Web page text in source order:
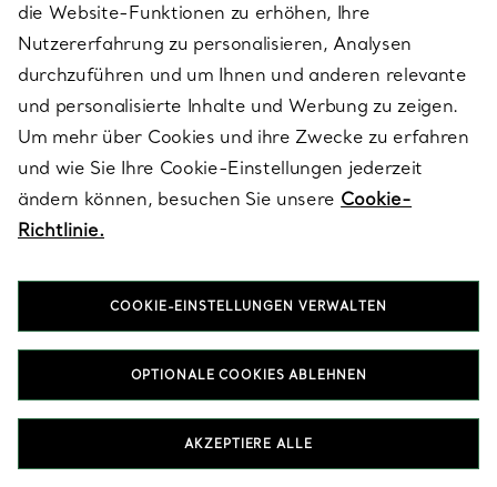
Aktuelles von Tiffany
MELDEN SIE SICH AN
die Website-Funktionen zu erhöhen, Ihre
Nutzererfahrung zu personalisieren, Analysen
durchzuführen und um Ihnen und anderen relevante
und personalisierte Inhalte und Werbung zu zeigen.
Um mehr über Cookies und ihre Zwecke zu erfahren
und wie Sie Ihre Cookie-Einstellungen jederzeit
ändern können, besuchen Sie unsere Cookie-
Richtlinie.
COOKIE-EINSTELLUNGEN VERWALTEN
OPTIONALE COOKIES ABLEHNEN
AKZEPTIERE ALLE